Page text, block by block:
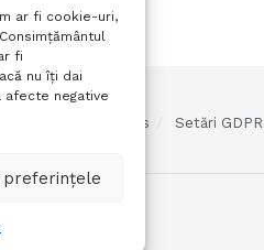
ar fi cookie-uri,
fi
nu îți dai
afecte negative
preferințele
Politica cookies Setări GDPR